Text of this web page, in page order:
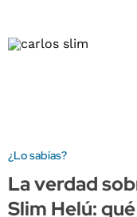
¿Lo sabías?
La verdad
Slim Helú: